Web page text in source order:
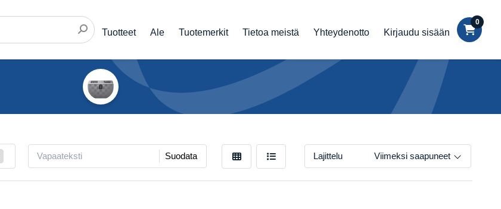
Tuotteet Ale Tuotemerkit Tietoa meistä Yhteydenotto Kirjaudu sisään
0
Suodata Lajittelu Viimeksi saapuneet